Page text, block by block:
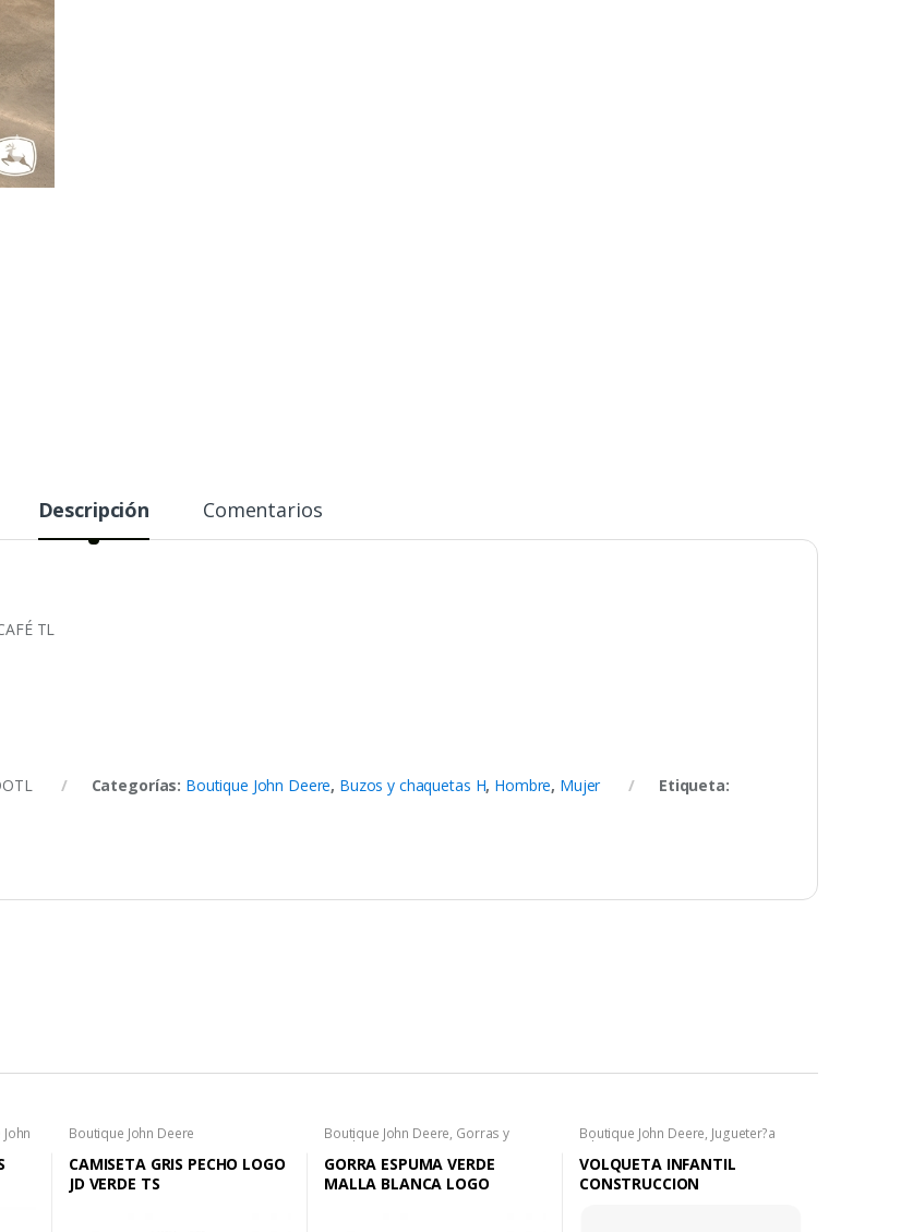
Descripción Comentarios
TL
Categorías: Boutique John Deere, Buzos y chaquetas H, Hombre, Mujer
Etiqueta:
Boutique John Deere
CAMISETA GRIS PECHO LOGO
JD VERDE TS
Boutique John Deere, Gorras y
Sombreros
GORRA ESPUMA VERDE
MALLA BLANCA LOGO
Boutique John Deere, Jugueter?a
John Deere
VOLQUETA INFANTIL
CONSTRUCCION